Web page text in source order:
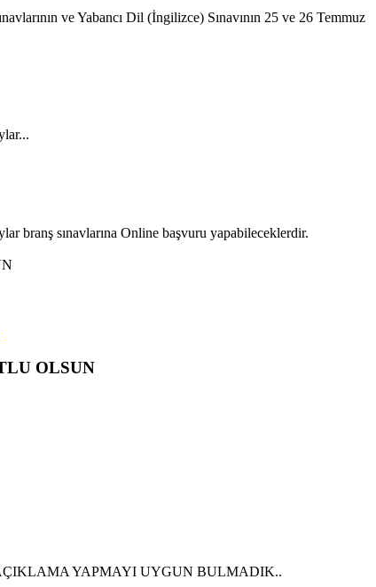
ve Yabancı Dil (İngilizce) Sınavının 25 ve 26 Temmuz
branş sınavlarına Online başvuru yapabileceklerdir.
OLSUN